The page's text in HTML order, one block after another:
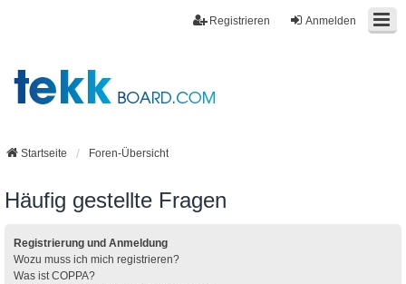
Anmelden
Registrieren
Startseite Foren-Übersicht
Häufig gestellte Fragen
Registrierung und Anmeldung
Wozu muss ich mich registrieren?
Was ist COPPA?